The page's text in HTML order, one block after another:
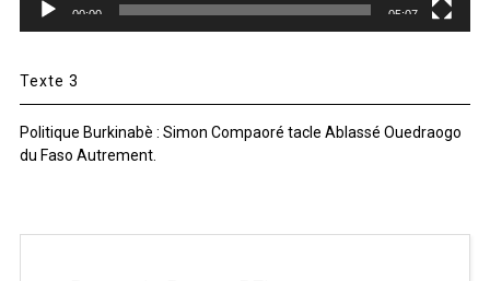
00:00 05:07
Texte 3
Politique Burkinabè : Simon Compaoré tacle Ablassé Ouedraogo
du Faso Autrement.